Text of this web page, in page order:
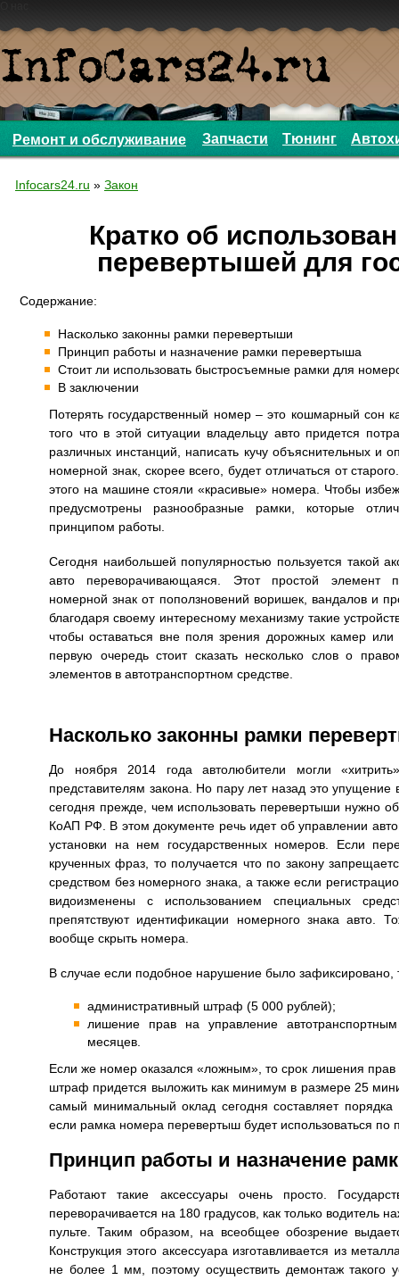
Ремонт и обслуживание Запчасти Тюнинг
Infocars24.ru » Закон
Кратко об
перевертышей для
Содержание:
Насколько законны рамки перевертыши
Принцип работы и назначение рамки перевертыша
Стоит ли использовать быстросъемные рамки для
В заключении
Потерять государственный номер – это кошмарный сон
того что в этой ситуации владельцу авто придется
различных инстанций, написать кучу объяснительных и
номерной знак, скорее всего, будет отличаться от
этого на машине стояли «красивые» номера. Чтобы
предусмотрены разнообразные рамки, которые
принципом работы.
Сегодня наибольшей популярностью пользуется такой
авто переворачивающаяся. Этот простой элемент
номерной знак от поползновений воришек, вандалов и
благодаря своему интересному механизму такие
чтобы оставаться вне поля зрения дорожных камер
первую очередь стоит сказать несколько слов о
элементов в автотранспортном средстве.
Насколько законны рамки
До ноября 2014 года автолюбители могли
представителям закона. Но пару лет назад это
сегодня прежде, чем использовать перевертыши нужно
КоАП РФ. В этом документе речь идет об управлении
установки на нем государственных номеров. Если
крученных фраз, то получается что по закону
средством без номерного знака, а также если
видоизменены с использованием специальных
препятствуют идентификации номерного знака авто.
вообще скрыть номера.
В случае если подобное нарушение было зафиксировано,
административный штраф (5 000 рублей);
лишение прав на управление
месяцев.
Если же номер оказался «ложным», то срок лишения прав
штраф придется выложить как минимум в размере 25
самый минимальный оклад сегодня составляет
если рамка номера перевертыш будет использоваться
Принцип работы и назначение
Работают такие аксессуары очень просто.
переворачивается на 180 градусов, как только водитель
пульте. Таким образом, на всеобщее обозрение
Конструкция этого аксессуара изготавливается из
не более 1 мм, поэтому осуществить демонтаж такого